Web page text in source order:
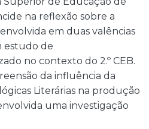
na reflexão sobre a
em duas valências
estudo de
no contexto do 2.º CEB.
da influência da
Literárias na produção
uma investigação